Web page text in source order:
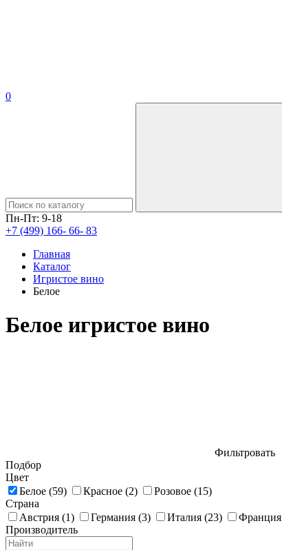
0
Пн-Пт: 9-18
+7 (499) 166- 66- 83
Главная
Каталог
Игристое вино
Белое
Белое игристое вино
Фильтровать
Подбор
Цвет
Белое (59) Красное (2) Розовое (15)
Страна
Австрия (1) Германия (3) Италия (23) Франция
Производитель